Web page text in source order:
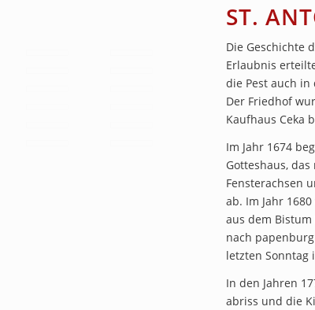
ST.
Die Geschichte
Erlaubnis
die Pest auch in
Der Friedhof
Kaufhaus Ceka
Im Jahr 1674
Gotteshaus,
Fensterachsen
ab. Im Jahr
aus dem
nach
letzten Sonntag
In den Jahren
abriss und die